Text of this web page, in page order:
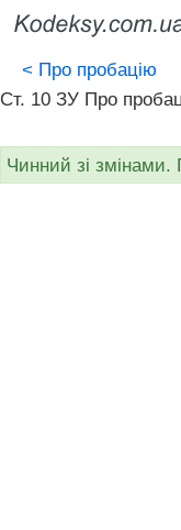
< Про пробацію
Ст. 10 ЗУ Про
Чинний зі змінами.